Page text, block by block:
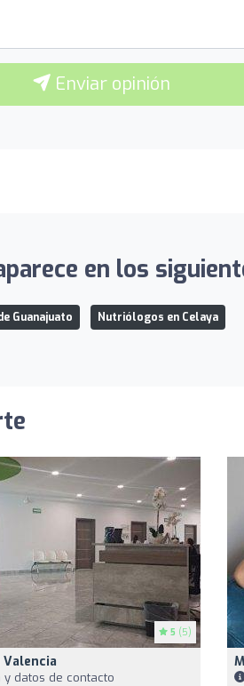
Enviar opinión
en los
Guanajuato Nutriólogos en Celaya
5 (5)
datos de contacto